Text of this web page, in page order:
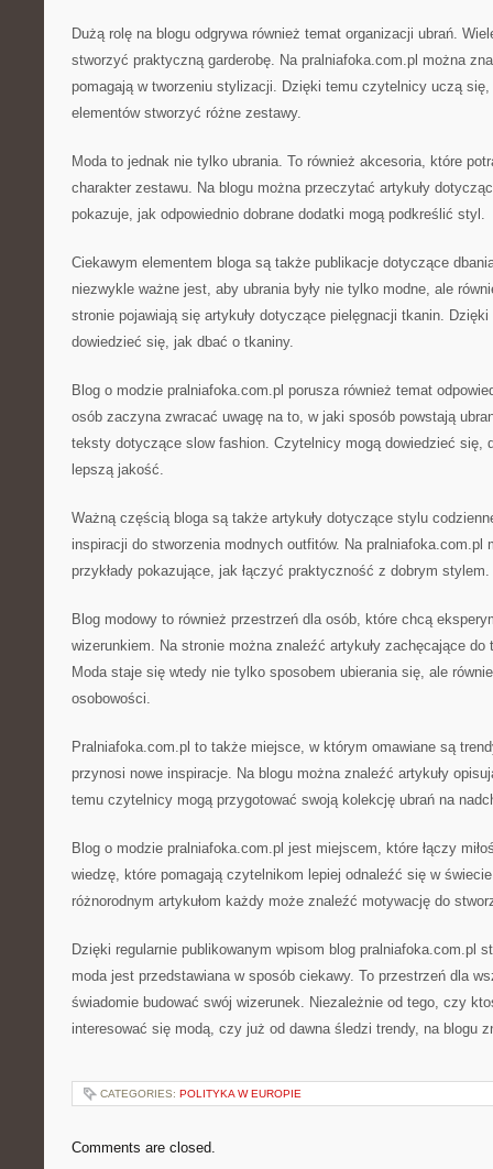
Dużą rolę na blogu odgrywa również temat organizacji ubrań.
stworzyć praktyczną garderobę. Na pralniafoka.com.pl można
pomagają w tworzeniu stylizacji. Dzięki temu czytelnicy uczą
elementów stworzyć różne zestawy.
Moda to jednak nie tylko ubrania. To również akcesoria, które
charakter zestawu. Na blogu można przeczytać artykuły
pokazuje, jak odpowiednio dobrane dodatki mogą podkreślić styl.
Ciekawym elementem bloga są także publikacje dotyczące
niezwykle ważne jest, aby ubrania były nie tylko modne, ale
stronie pojawiają się artykuły dotyczące pielęgnacji tkanin.
dowiedzieć się, jak dbać o tkaniny.
Blog o modzie pralniafoka.com.pl porusza również temat
osób zaczyna zwracać uwagę na to, w jaki sposób powstają
teksty dotyczące slow fashion. Czytelnicy mogą dowiedzieć się,
lepszą jakość.
Ważną częścią bloga są także artykuły dotyczące stylu
inspiracji do stworzenia modnych outfitów. Na pralniafoka.com.pl
przykłady pokazujące, jak łączyć praktyczność z dobrym stylem.
Blog modowy to również przestrzeń dla osób, które chcą
wizerunkiem. Na stronie można znaleźć artykuły zachęcające do
Moda staje się wtedy nie tylko sposobem ubierania się, ale
osobowości.
Pralniafoka.com.pl to także miejsce, w którym omawiane są
przynosi nowe inspiracje. Na blogu można znaleźć artykuły
temu czytelnicy mogą przygotować swoją kolekcję ubrań na
Blog o modzie pralniafoka.com.pl jest miejscem, które łączy
wiedzę, które pomagają czytelnikom lepiej odnaleźć się w
różnorodnym artykułom każdy może znaleźć motywację do
Dzięki regularnie publikowanym wpisom blog pralniafoka.com.pl
moda jest przedstawiana w sposób ciekawy. To przestrzeń dla
świadomie budować swój wizerunek. Niezależnie od tego, czy
interesować się modą, czy już od dawna śledzi trendy, na blogu
CATEGORIES: POLITYKA W EUROPIE
Comments are closed.